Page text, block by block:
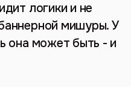
логики и не
мишуры. У
она может быть - и